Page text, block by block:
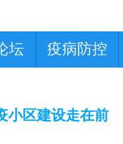
坛 疫病防控
小区建设走在前